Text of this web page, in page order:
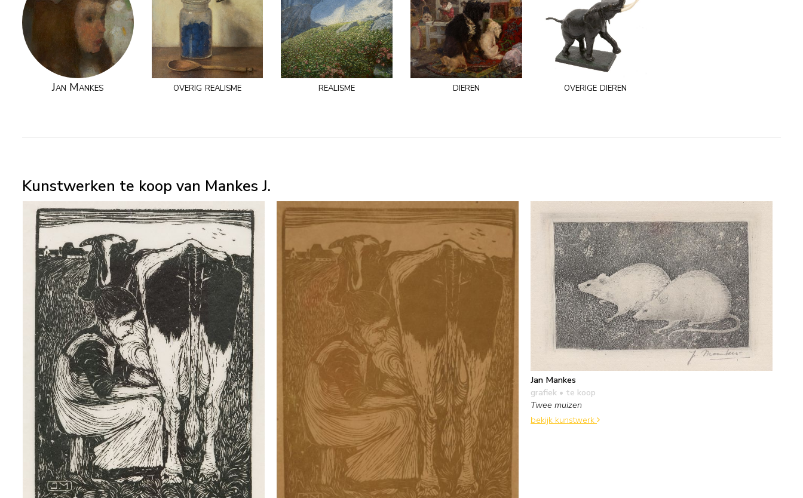
Jan Mankes overig realisme realisme dieren overige dieren
Kunstwerken te koop van Mankes J.
Jan Mankes
grafiek • te koop
Twee muizen
bekijk kunstwerk